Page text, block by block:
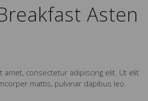
Asten
amet, consectetur adipiscing elit. Ut elit
mattis, pulvinar dapibus leo.